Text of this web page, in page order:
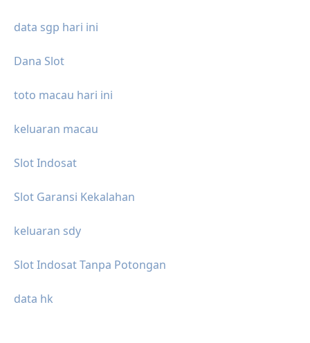
data sgp hari ini
Dana Slot
toto macau hari ini
keluaran macau
Slot Indosat
Slot Garansi Kekalahan
keluaran sdy
Slot Indosat Tanpa Potongan
data hk